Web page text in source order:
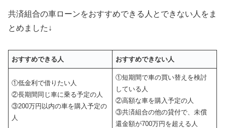
共済組合の車ローンをおすすめできる人とできない人をま
とめました↓
おすすめできる人 おすすめできない人
①低金利で借りたい人
②長期間同じ車に乗る予定の人
③200万円以内の車を購入予定の
人
①短期間で車の買い替えを検討
している人
②高額な車を購入予定の人
③共済組合の他の貸付で、未償
還金額が700万円を超える人